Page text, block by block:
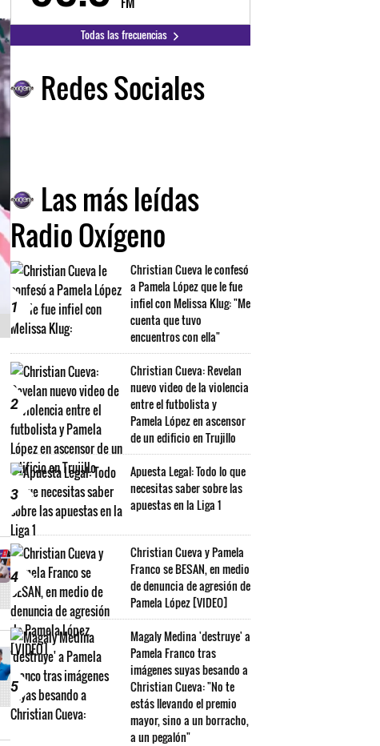
Todas las frecuencias
Redes Sociales
Las más leídas
Radio Oxígeno
1
Christian Cueva le confesó
a Pamela López que le fue
infiel con Melissa Klug: "Me
cuenta que tuvo
encuentros con ella"
2
Christian Cueva: Revelan
nuevo video de la violencia
entre el futbolista y
Pamela López en ascensor
de un edificio en Trujillo
3
Apuesta Legal: Todo lo que
necesitas saber sobre las
apuestas en la Liga 1
4
Christian Cueva y Pamela
Franco se BESAN, en medio
de denuncia de agresión de
Pamela López [VIDEO]
5
Magaly Medina 'destruye' a
Pamela Franco tras
imágenes suyas besando a
Christian Cueva: "No te
estás llevando el premio
mayor, sino a un borracho,
a un pegalón"